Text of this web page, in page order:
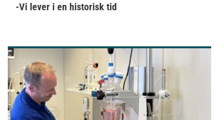
-Vi lever i en historisk tid